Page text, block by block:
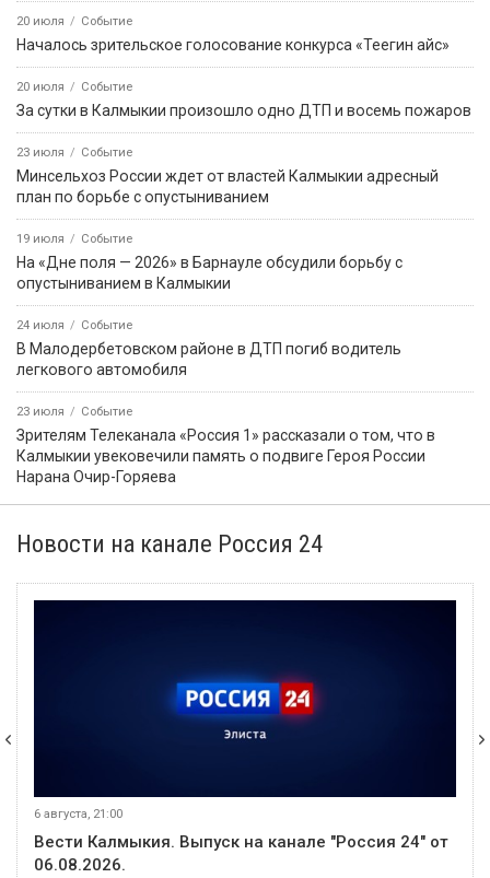
20 июля Событие
Началось зрительское голосование конкурса «Теегин айс»
20 июля Событие
За сутки в Калмыкии произошло одно ДТП и восемь пожаров
23 июля Событие
Минсельхоз России ждет от властей Калмыкии адресный
план по борьбе с опустыниванием
19 июля Событие
На «Дне поля — 2026» в Барнауле обсудили борьбу с
опустыниванием в Калмыкии
24 июля Событие
В Малодербетовском районе в ДТП погиб водитель
легкового автомобиля
23 июля Событие
Зрителям Телеканала «Россия 1» рассказали о том, что в
Калмыкии увековечили память о подвиге Героя России
Нарана Очир-Горяева
Новости на канале Россия 24
6 августа, 21:00
Вести Калмыкия. Выпуск на канале "Россия 24" от
06.08.2026.